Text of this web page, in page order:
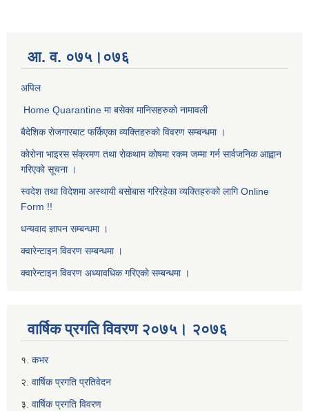
आ. व. ०७५।०७६
अपिल
Home Quarantine मा बसेका मानिसहरुकाे नामावली
बैदेशिक राेजगारबाट फर्किएका व्यक्तिहरुकाे विवरण सम्बन्धमा ।
काेराेना भाइरस संक्रमण तथा राेकथाम काेषमा रकम जम्मा गर्न सार्वजनिक आह्वान
गरिएकाे सूचना ।
स्वदेश तथा विदेशमा अस्थायी बसोबास गरिरहेका व्यक्तिहरुको लागि Online
Form !!
धन्यवाद ज्ञापन सम्बन्धमा ।
क्वारेन्टाइन विवरण सम्बन्धमा ।
क्वारेन्टाइन विवरण अध्यावधिक गरिएकाे सम्बन्धमा ।
वार्षिक प्रगति विवरण २०७५। २०७६
१. कभर
२. वार्षिक प्रगति प्रतिवेदन
३. वार्षिक प्रगति विवरण